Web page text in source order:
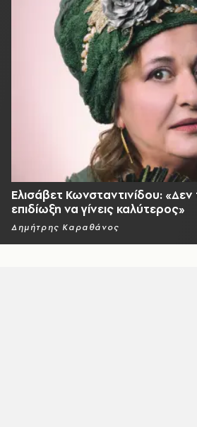
Ελισάβετ Κωνσταντινίδου: «Δεν
επιδίωξη να γίνεις καλύτερος»
Δημήτρης Καραθάνος